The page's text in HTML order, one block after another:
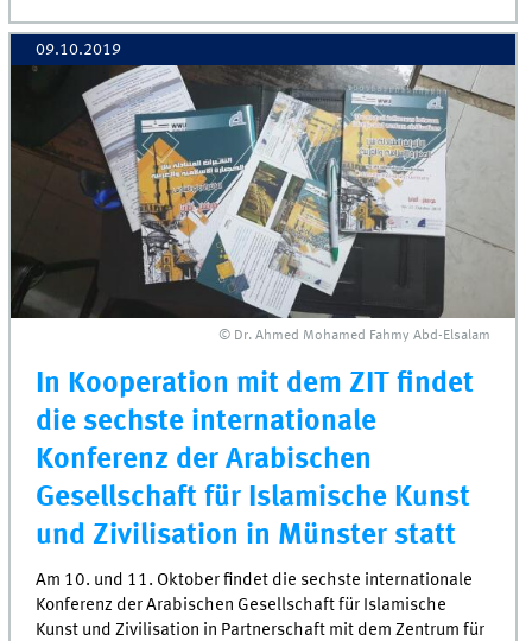
09.10.2019
© Dr. Ahmed Mohamed Fahmy Abd-Elsalam
In Kooperation mit dem ZIT findet
die sechste internationale
Konferenz der Arabischen
Gesellschaft für Islamische Kunst
und Zivilisation in Münster statt
Am 10. und 11. Oktober findet die sechste internationale
Konferenz der Arabischen Gesellschaft für Islamische
Kunst und Zivilisation in Partnerschaft mit dem Zentrum für